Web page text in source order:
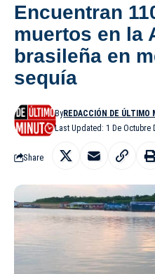
Encuentran
muertos en la
brasileña en
sequía
Last Updated: 1 De Octubre
ByREDACCIÓN DE ÚLTIMO
Share